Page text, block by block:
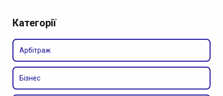
Категорії
Арбітраж
Бізнес